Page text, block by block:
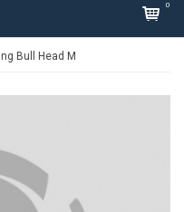
0
Bull Head M